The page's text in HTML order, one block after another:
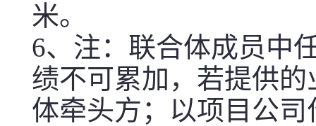
米。
6、注：联合体成员中
绩不可累加，若提供
体牵头方；以项目公